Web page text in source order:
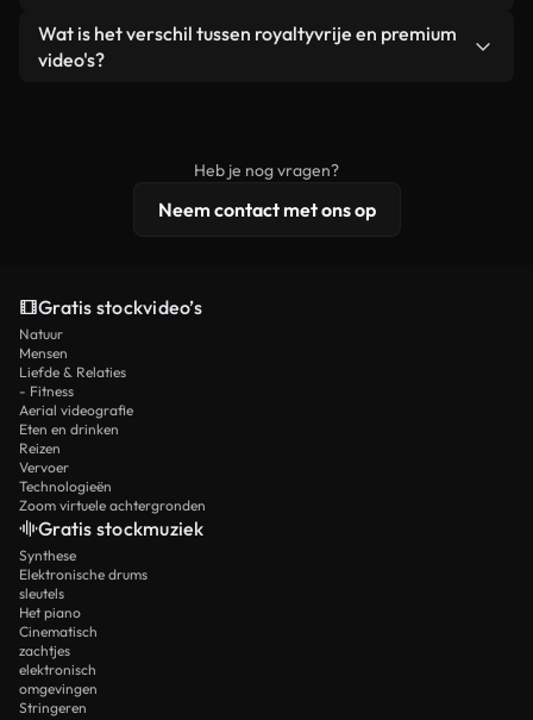
een losstaand product.
Je krijgt schoon, direct bruikbaar beeldmateriaal.
Ja. Je mag onze video's inkorten, bijsnijden of
remixen. Zorg er wel voor dat het eindproduct
Wat is het verschil tussen royaltyvrije en premium
video's?
licentiebescherming omvat.
Heb je nog vragen?
Neem contact met ons op
Gratis stockvideo’s
Natuur
Mensen
Liefde & Relaties
- Fitness
Aerial videografie
Eten en drinken
Reizen
Vervoer
Technologieën
Zoom virtuele achtergronden
Gratis stockmuziek
Synthese
Elektronische drums
sleutels
Het piano
Cinematisch
zachtjes
elektronisch
omgevingen
Stringeren